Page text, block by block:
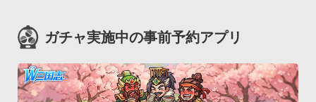
ガチャ実施中の事前予約アプリ